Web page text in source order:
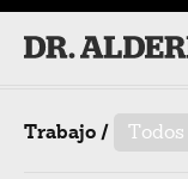
Trabajo / Todos